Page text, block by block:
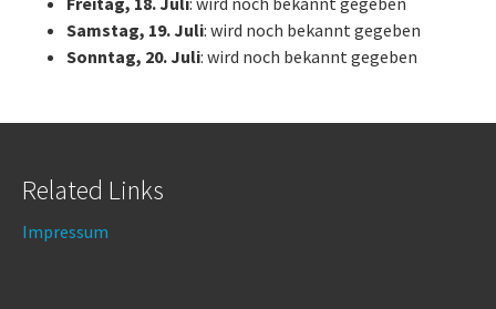
Samstag, 19. Juli: wird noch bekannt gegeben
Sonntag, 20. Juli: wird noch bekannt gegeben
Related Links
Impressum